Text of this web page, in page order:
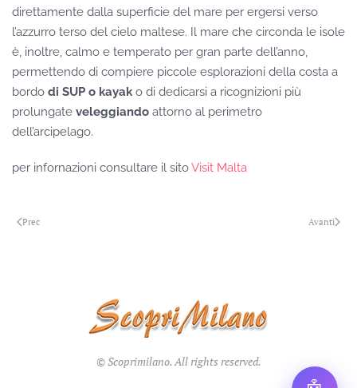
direttamente dalla superficie del mare per ergersi verso
l’azzurro terso del cielo maltese. Il mare che circonda le isole
è, inoltre, calmo e temperato per gran parte dell’anno,
permettendo di compiere piccole esplorazioni della costa a
bordo di SUP o kayako di dedicarsi a ricognizioni più
prolungate veleggiando attorno al perimetro
dell’arcipelago.
per infornazioni consultare il sitoVisit Malta
Prec Avanti
© Scoprimilano. All rights reserved.